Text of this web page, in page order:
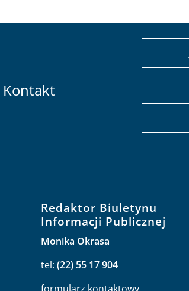
Kontakt
Redaktor Biuletynu
Informacji Publicznej
Monika Okrasa
tel: (22) 55 17 904